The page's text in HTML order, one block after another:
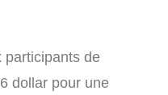
participants de
dollar pour une